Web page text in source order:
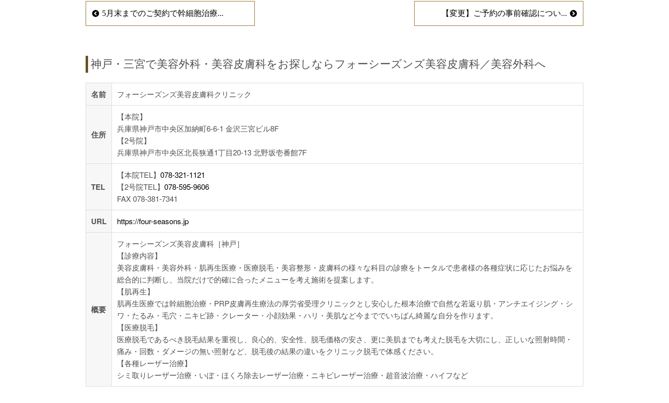
5月末までのご契約で幹細胞治療... 【変更】ご予約の事前確認につい...
神戸・三宮で美容外科・美容皮膚科をお探しならフォーシーズンズ美容皮膚科／美容外科へ
名前 フォーシーズンズ美容皮膚科クリニック
住所
【本院】
兵庫県神戸市中央区加納町6-6-1 金沢三宮ビル8F
【2号院】
兵庫県神戸市中央区北長狭通1丁目20-13 北野坂壱番館7F
TEL
【本院TEL】 078-321-1121
【2号院TEL】 078-595-9606
FAX 078-381-7341
URL https://four-seasons.jp
概要
フォーシーズンズ美容皮膚科［神戸］
【診療内容】
美容皮膚科・美容外科・肌再生医療・医療脱毛・美容整形・皮膚科の様々な科目の診療をトータルで患者様の各種症状に応じたお悩みを
総合的に判断し、当院だけで的確に合ったメニューを考え施術を提案します。
【肌再生】
肌再生医療では幹細胞治療・PRP皮膚再生療法の厚労省受理クリニックとし安心した根本治療で自然な若返り肌・アンチエイジング・シ
ワ・たるみ・毛穴・ニキビ跡・クレーター・小顔効果・ハリ・美肌など今まででいちばん綺麗な自分を作ります。
【医療脱毛】
医療脱毛であるべき脱毛結果を重視し、良心的、安全性、脱毛価格の安さ、更に美肌までも考えた脱毛を大切にし、正しいな照射時間・
痛み・回数・ダメージの無い照射など、脱毛後の結果の違いをクリニック脱毛で体感ください。
【各種レーザー治療】
シミ取りレーザー治療・いぼ・ほくろ除去レーザー治療・ニキビレーザー治療・超音波治療・ハイフなど